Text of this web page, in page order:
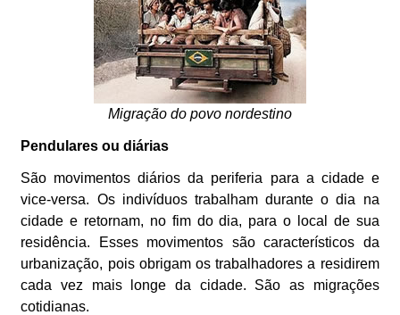
Migração do povo nordestino
Pendulares ou diárias
São movimentos diários da periferia para a cidade e
vice-versa. Os indivíduos trabalham durante o dia na
cidade e retornam, no fim do dia, para o local de sua
residência. Esses movimentos são característicos da
urbanização, pois obrigam os trabalhadores a residirem
cada vez mais longe da cidade. São as migrações
cotidianas.